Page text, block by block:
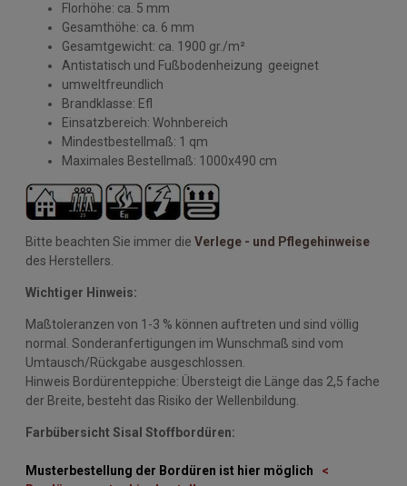
Florhöhe: ca. 5 mm
Gesamthöhe: ca. 6 mm
Gesamtgewicht: ca. 1900 gr./m²
Antistatisch und Fußbodenheizung geeignet
umweltfreundlich
Brandklasse: Efl
Einsatzbereich: Wohnbereich
Mindestbestellmaß: 1 qm
Maximales Bestellmaß: 1000x490 cm
Bitte beachten Sie immer die Verlege - und Pflegehinweise
des Herstellers.
Wichtiger Hinweis:
Maßtoleranzen von 1-3 % können auftreten und sind völlig
normal. Sonderanfertigungen im Wunschmaß sind vom
Umtausch/Rückgabe ausgeschlossen.
Hinweis Bordürenteppiche: Übersteigt die Länge das 2,5 fache
der Breite, besteht das Risiko der Wellenbildung.
Farbübersicht Sisal Stoffbordüren:
Musterbestellung der Bordüren ist hier möglich
<